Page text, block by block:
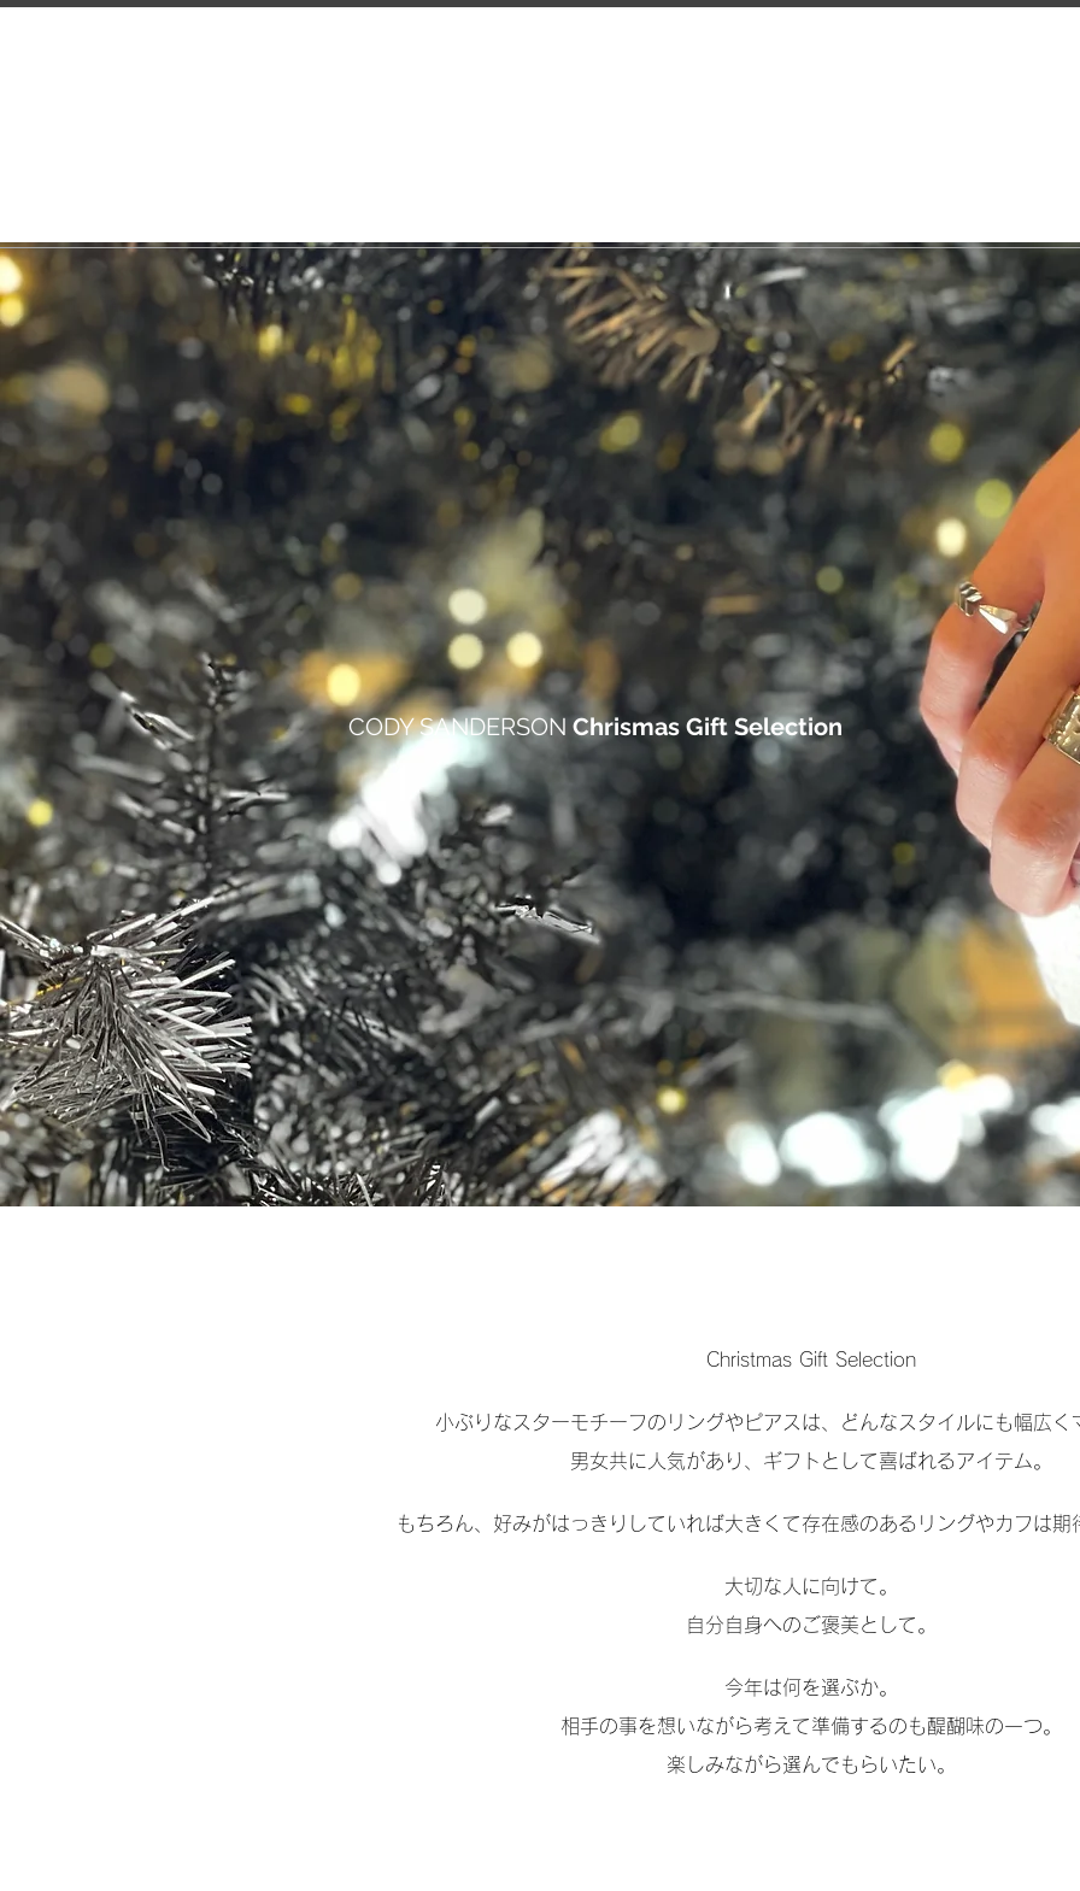
CODY SANDERSON Chrismas Gift Selection
Christmas Gift Selection
小ぶりなスターモチーフのリングやピアスは、どんなスタイルにも幅広く
男女共に人気があり、ギフトとして喜ばれるアイテム。
もちろん、好みがはっきりしていれば大きくて存在感のあるリングやカフは期
大切な人に向けて。
自分自身へのご褒美として。
今年は何を選ぶか。
相手の事を想いながら考えて準備するのも醍醐味の一つ。
楽しみながら選んでもらいたい。